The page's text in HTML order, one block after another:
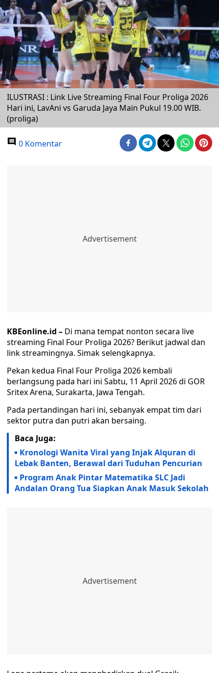
ILUSTRASI : Link Live Streaming Final Four Proliga 2026
Hari ini, LavAni vs Garuda Jaya Main Pukul 19.00 WIB.
(proliga)
0 Komentar
KBEonline.id – Di mana tempat nonton secara live
streaming Final Four Proliga 2026? Berikut jadwal dan
link streamingnya. Simak selengkapnya.
Pekan kedua Final Four Proliga 2026 kembali
berlangsung pada hari ini Sabtu, 11 April 2026 di GOR
Sritex Arena, Surakarta, Jawa Tengah.
Pada pertandingan hari ini, sebanyak empat tim dari
sektor putra dan putri akan bersaing.
Baca Juga:
Kronologi Wanita Viral yang Injak Alquran di
Lebak Banten, Berawal dari Tuduhan Pencurian
Program Anak Pintar Matematika SLC Jadi
Andalan Orang Tua Siapkan Anak Masuk Sekolah